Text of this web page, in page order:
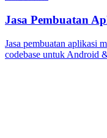
Jasa Pembuatan
Jasa pembuatan aplikasi
codebase untuk Android